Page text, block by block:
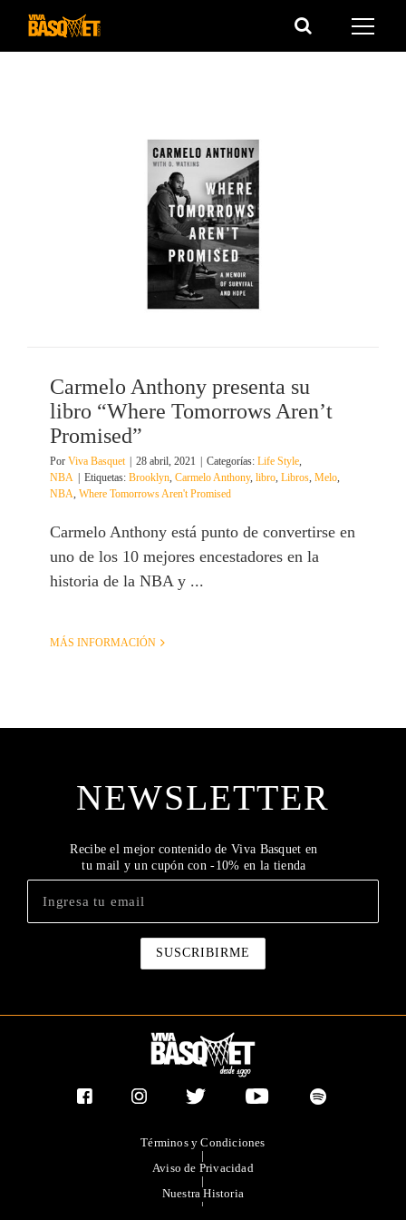
Saltar
Carmelo Anthony presenta su
libro “Where Tomorrows Aren’t
Promised”
Por Viva Basquet | 28 abril, 2021 | Categorías: Life Style
NBA | Etiquetas: Brooklyn Carmelo Anthony, libro Libros Melo
NBA Where Tomorrows Aren't Promised
Carmelo Anthony está punto de convertirse en
uno de los 10 mejores encestadores en la
historia de la NBA y ...
MÁS INFORMACIÓN
NEWSLETTER
Recibe el mejor contenido de Viva Basquet en
tu mail y un cupón con -10% en la tienda
Términos y Condiciones
|
Aviso de Privacidad
|
Nuestra Historia
|